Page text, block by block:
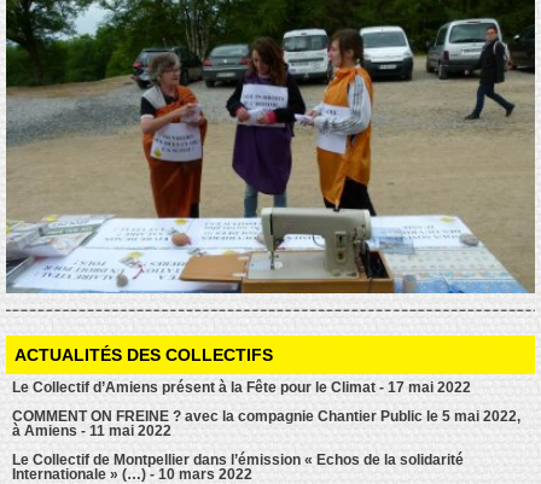
ACTUALITÉS DES COLLECTIFS
Le Collectif d’Amiens présent à la Fête pour le Climat - 17 mai 2022
COMMENT ON FREINE ? avec la compagnie Chantier Public le 5 mai 2022,
à Amiens - 11 mai 2022
Le Collectif de Montpellier dans l’émission « Echos de la solidarité
Internationale » (…) - 10 mars 2022